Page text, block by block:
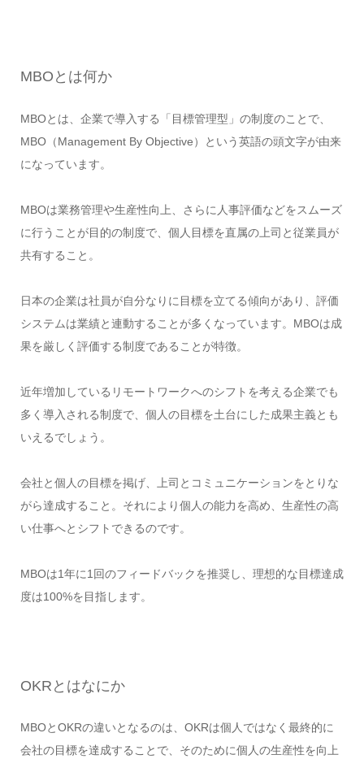
MBOとは何か
MBOとは、企業で導入する「目標管理型」の制度のことで、
MBO（Management By Objective）という英語の頭文字が由来
になっています。
MBOは業務管理や生産性向上、さらに人事評価などをスムーズ
に行うことが目的の制度で、個人目標を直属の上司と従業員が
共有すること。
日本の企業は社員が自分なりに目標を立てる傾向があり、評価
システムは業績と連動することが多くなっています。MBOは成
果を厳しく評価する制度であることが特徴。
近年増加しているリモートワークへのシフトを考える企業でも
多く導入される制度で、個人の目標を土台にした成果主義とも
いえるでしょう。
会社と個人の目標を掲げ、上司とコミュニケーションをとりな
がら達成すること。それにより個人の能力を高め、生産性の高
い仕事へとシフトできるのです。
MBOは1年に1回のフィードバックを推奨し、理想的な目標達成
度は100%を目指します。
OKRとはなにか
MBOとOKRの違いとなるのは、OKRは個人ではなく最終的に
会社の目標を達成することで、そのために個人の生産性を向上